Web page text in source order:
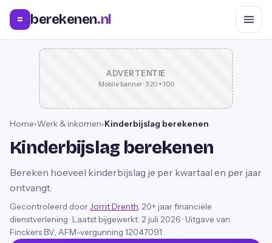
= berekenen.nl
ADVERTENTIE
Mobile banner · 320 × 100
Home›Werk & inkomen›Kinderbijslag berekenen
Kinderbijslag berekenen
Bereken hoeveel kinderbijslag je per kwartaal en per jaar
ontvangt.
Gecontroleerd door Jorrit Drenth , 20+ jaar financiële
dienstverlening · Laatst bijgewerkt: 2 juli 2026 · Uitgave van
Finckers B.V., AFM-vergunning 12047091